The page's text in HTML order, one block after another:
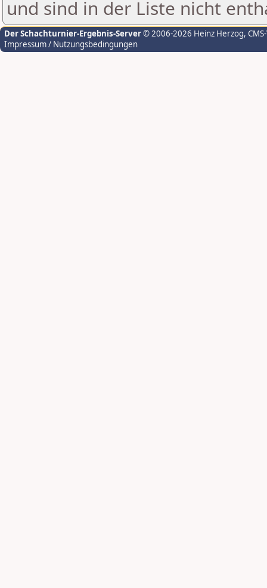
und sind in der Liste nicht
Der Schachturnier-Ergebnis-Server© 2006-2026 Heinz Herzog,
Impressum / Nutzungsbedingungen